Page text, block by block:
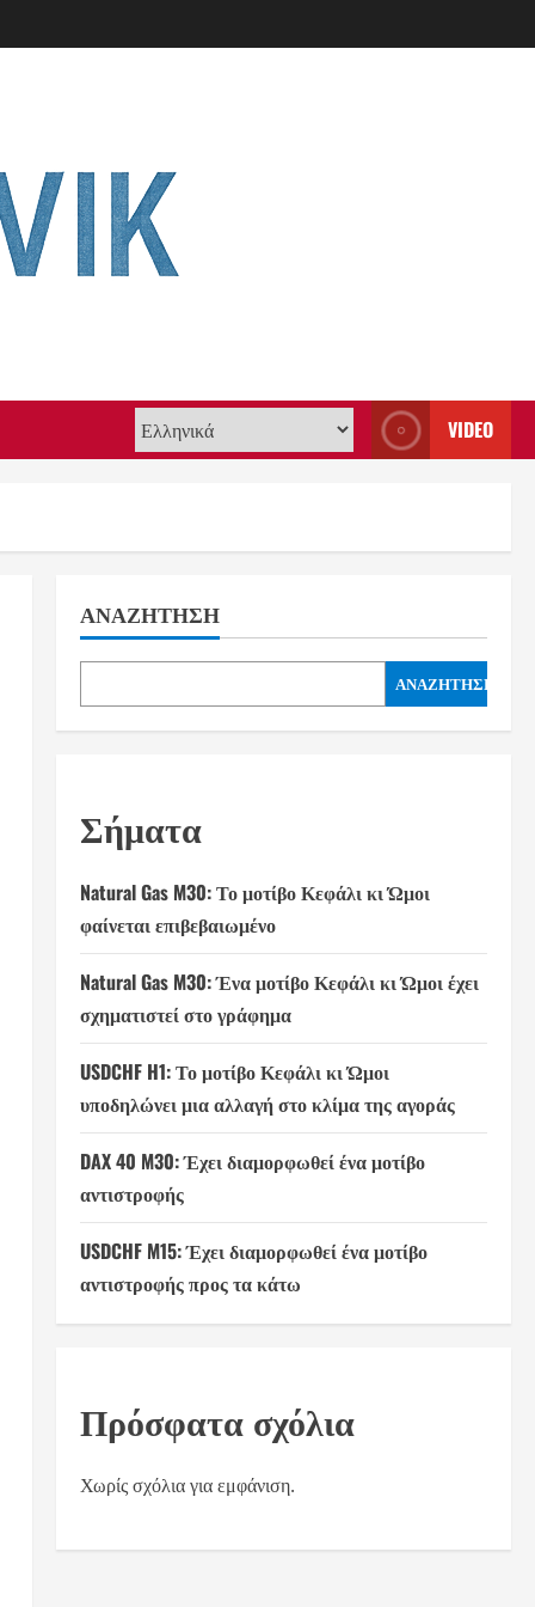
VIDEO
ΑΝΑΖΉΤΗΣΗ
ΑΝΑΖΉΤΗΣΗ
Σήματα
Natural Gas M30: Το μοτίβο Κεφάλι κι Ώμοι
φαίνεται επιβεβαιωμένο
Natural Gas M30: Ένα μοτίβο Κεφάλι κι Ώμοι έχει
σχηματιστεί στο γράφημα
USDCHF H1: Το μοτίβο Κεφάλι κι Ώμοι
υποδηλώνει μια αλλαγή στο κλίμα της αγοράς
DAX 40 M30: Έχει διαμορφωθεί ένα μοτίβο
αντιστροφής
USDCHF M15: Έχει διαμορφωθεί ένα μοτίβο
αντιστροφής προς τα κάτω
Πρόσφατα σχόλια
Χωρίς σχόλια για εμφάνιση.